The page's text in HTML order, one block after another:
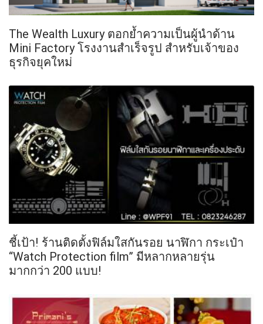
The Wealth Luxury ตอกย้ำความเป็นผู้นำด้าน
Mini Factory โรงงานสำเร็จรูป สำหรับเจ้าของ
ธุรกิจยุคใหม่
ชี้เป้า! ร้านติดตั้งฟิล์มใสกันรอย นาฬิกา กระเป๋า
“Watch Protection film” มีหลากหลายรุ่น
มากกว่า 200 แบบ!